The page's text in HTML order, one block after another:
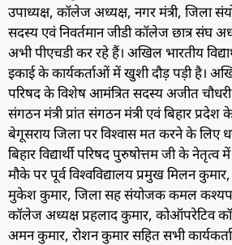
उपाध्यक्ष, कॉलेज अध्यक्ष, नगर मंत्री, जिला
सदस्य एवं निवर्तमान जीडी कॉलेज छात्र संघ
अभी पीएचडी कर रहे हैं। अखिल भारतीय
इकाई के कार्यकर्ताओं में खुशी दौड़ पड़ी है।
परिषद के विशेष आमंत्रित सदस्य अजीत चौधरी ने
संगठन मंत्री प्रांत संगठन मंत्री एवं बिहार प्रदेश
बेगूसराय जिला पर विश्वास मत करने के लिए
बिहार विद्यार्थी परिषद पुरुषोत्तम जी के नेतृत्व
मौके पर पूर्व विश्वविद्यालय प्रमुख मिलन
मुकेश कुमार, जिला सह संयोजक कमल कश्यप,
कॉलेज अध्यक्ष प्रहलाद कुमार, कोऑपरेटिव
अमन कुमार, रोशन कुमार सहित सभी